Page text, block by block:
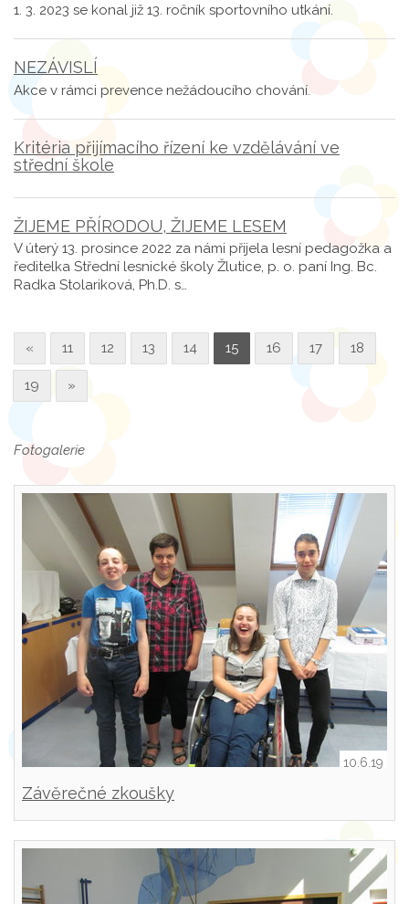
1. 3. 2023 se konal již 13. ročník sportovního utkání.
NEZÁVISLÍ
Akce v rámci prevence nežádoucího chování.
Kritéria přijímacího řízení ke vzdělávání ve
střední škole
ŽIJEME PŘÍRODOU, ŽIJEME LESEM
V úterý 13. prosince 2022 za námi přijela lesní pedagožka a
ředitelka Střední lesnické školy Žlutice, p. o. paní Ing. Bc.
Radka Stolariková, Ph.D. s…
« 11 12 13 14 15 16 17 18
19 »
Fotogalerie
10.6.19
Závěrečné zkoušky